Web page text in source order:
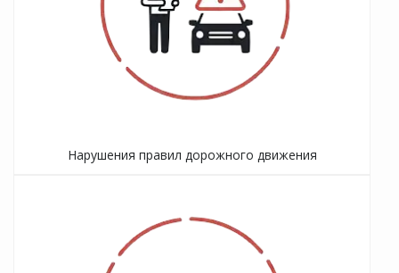
Нарушения правил дорожного движения